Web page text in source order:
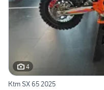
4
Ktm SX 65 2025